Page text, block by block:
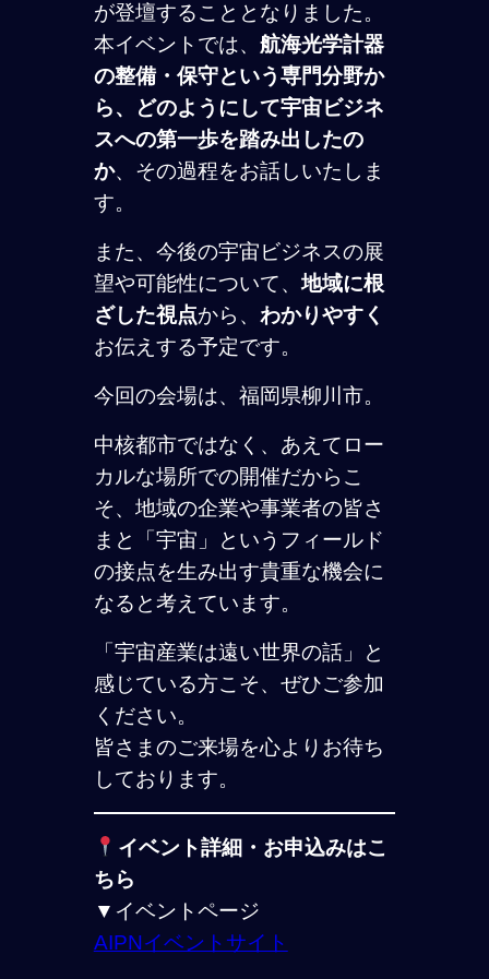
が登壇することとなりました。
本イベントでは、 航海光学計器
の整備・保守という専門分野か
ら、どのようにして宇宙ビジネ
スへの第一歩を踏み出したの
か、その過程をお話しいたしま
す。
また、今後の宇宙ビジネスの展
望や可能性について、地域に根
ざした視点から、 わかりやすく
お伝えする予定です。
今回の会場は、福岡県柳川市。
中核都市ではなく、あえてロー
カルな場所での開催だからこ
そ、地域の企業や事業者の皆さ
まと「宇宙」というフィールド
の接点を生み出す貴重な機会に
なると考えています。
「宇宙産業は遠い世界の話」と
感じている方こそ、ぜひご参加
ください。
皆さまのご来場を心よりお待ち
しております。
イベント詳細・お申込みはこ
ちら
▼イベントページ
AIPNイベントサイト